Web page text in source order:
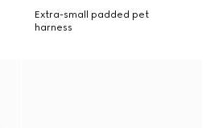
Extra-small padded pet
harness